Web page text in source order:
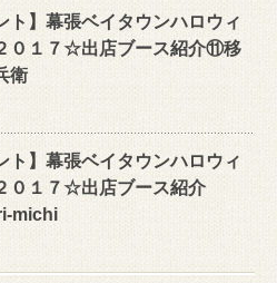
ト】幕張ベイタウンハロウィ
０１７☆出店ブース紹介⑪移
衛
ト】幕張ベイタウンハロウィ
０１７☆出店ブース紹介
michi